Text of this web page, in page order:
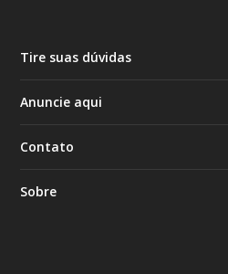
Tire suas dúvidas
Anuncie aqui
Contato
Sobre